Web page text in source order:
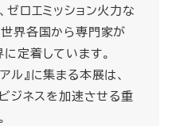
ゼロエミッション火力な
界各国から専門家が
定着しています。
ル』に集まる本展は、
ジネスを加速させる重